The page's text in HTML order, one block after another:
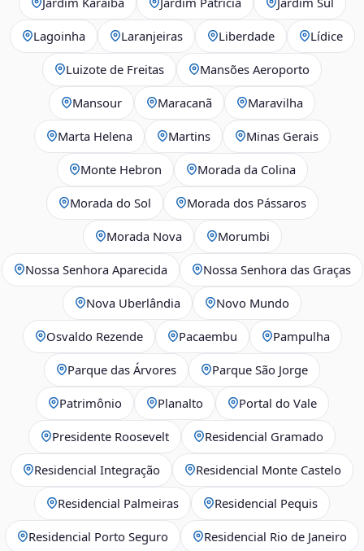
Lagoinha Laranjeiras Liberdade Lídice
Luizote de Freitas Mansões Aeroporto
Mansour Maracanã Maravilha
Marta Helena Martins Minas Gerais
Monte Hebron Morada da Colina
Morada do Sol Morada dos Pássaros
Morada Nova Morumbi
Nossa Senhora Aparecida Nossa Senhora das Graças
Nova Uberlândia Novo Mundo
Osvaldo Rezende Pacaembu Pampulha
Parque das Árvores Parque São Jorge
Patrimônio Planalto Portal do Vale
Presidente Roosevelt Residencial Gramado
Residencial Integração Residencial Monte Castelo
Residencial Palmeiras Residencial Pequis
Residencial Porto Seguro Residencial Rio de Janeiro